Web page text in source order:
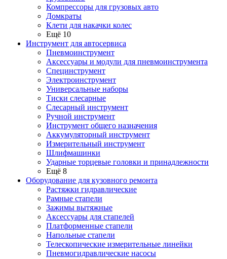
Компрессоры для грузовых авто
Домкраты
Клети для накачки колес
Ещё 10
Инструмент для автосервиса
Пневмоинструмент
Аксессуары и модули для пневмоинструмента
Специнструмент
Электроинструмент
Универсальные наборы
Тиски слесарные
Слесарный инструмент
Ручной инструмент
Инструмент общего назначения
Аккумуляторный инструмент
Измерительный инструмент
Шлифмашинки
Ударные торцевые головки и принадлежности
Ещё 8
Оборудование для кузовного ремонта
Растяжки гидравлические
Рамные стапели
Зажимы вытяжные
Аксессуары для стапелей
Платформенные стапели
Напольные стапели
Телескопические измерительные линейки
Пневмогидравлические насосы